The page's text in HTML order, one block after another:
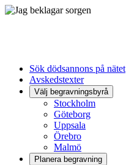
Sök dödsannons på nätet
Avskedstexter
Välj begravningsbyrå
Stockholm
Göteborg
Uppsala
Örebro
Malmö
Planera begravning